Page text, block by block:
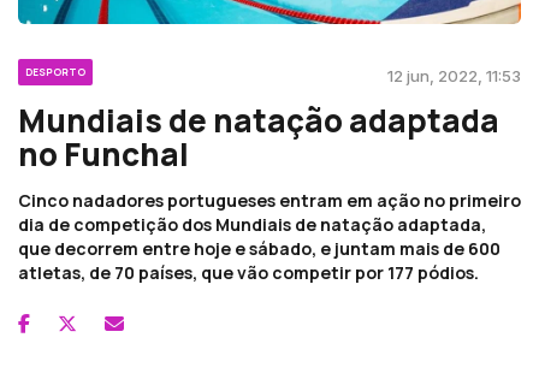
DESPORTO 12 jun, 2022, 11:53
Mundiais de natação adaptada
no Funchal
Cinco nadadores portugueses entram em ação no primeiro
dia de competição dos Mundiais de natação adaptada,
que decorrem entre hoje e sábado, e juntam mais de 600
atletas, de 70 países, que vão competir por 177 pódios.